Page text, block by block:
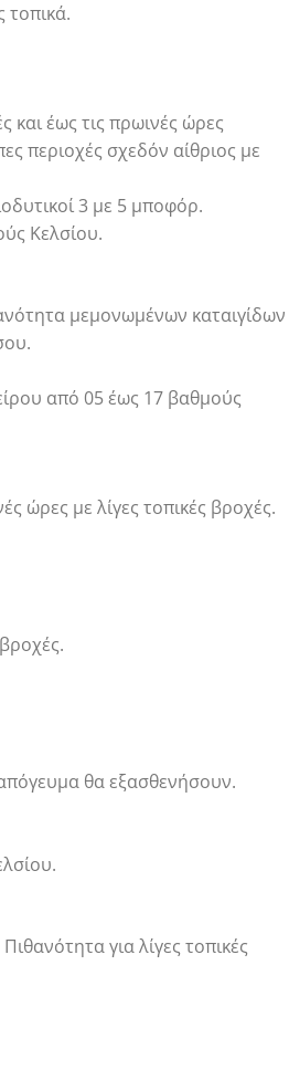
και έως τις πρωινές ώρες
περιοχές σχεδόν αίθριος με
3 με 5 μποφόρ.
Κελσίου.
μεμονωμένων καταιγίδων
από 05 έως 17 βαθμούς
ώρες με λίγες τοπικές βροχές.
θα εξασθενήσουν.
για λίγες τοπικές